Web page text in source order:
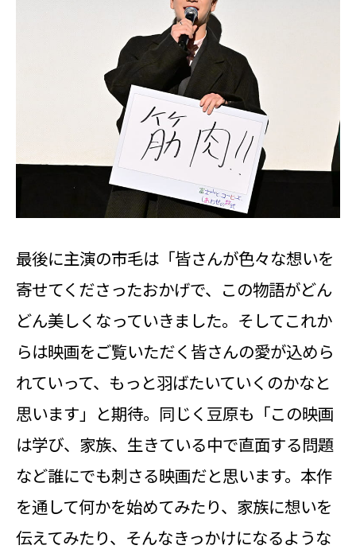
最後に主演の市毛は「皆さんが色々な想いを
寄せてくださったおかげで、この物語がどん
どん美しくなっていきました。そしてこれか
らは映画をご覧いただく皆さんの愛が込めら
れていって、もっと羽ばたいていくのかなと
思います」と期待。同じく豆原も「この映画
は学び、家族、生きている中で直面する問題
など誰にでも刺さる映画だと思います。本作
を通して何かを始めてみたり、家族に想いを
伝えてみたり、そんなきっかけになるような